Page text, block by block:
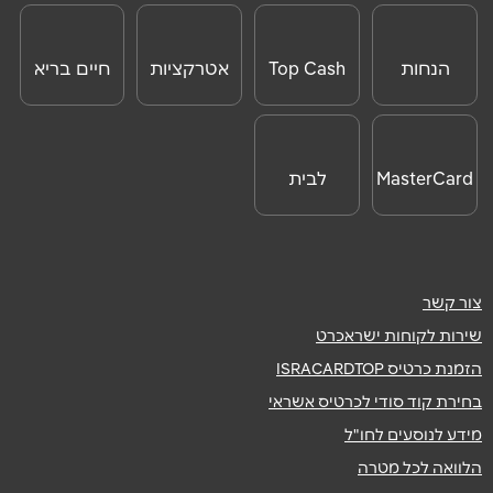
שליחה
אילת
מתחם אייס מול קאמפן 8
אשקלון
גלובוס סנטר צומת המבקיעים
08-9585966
הנחות
לאטרקציות
Top Cash אטרקציות חיים בריא
MasterCard
Day
לבית
צור קשר
שירות לקוחות ישראכרט
הזמנת כרטיס ISRACARDTOP
בחירת קוד סודי לכרטיס אשראי
מידע לנוסעים לחו"ל
הלוואה לכל מטרה